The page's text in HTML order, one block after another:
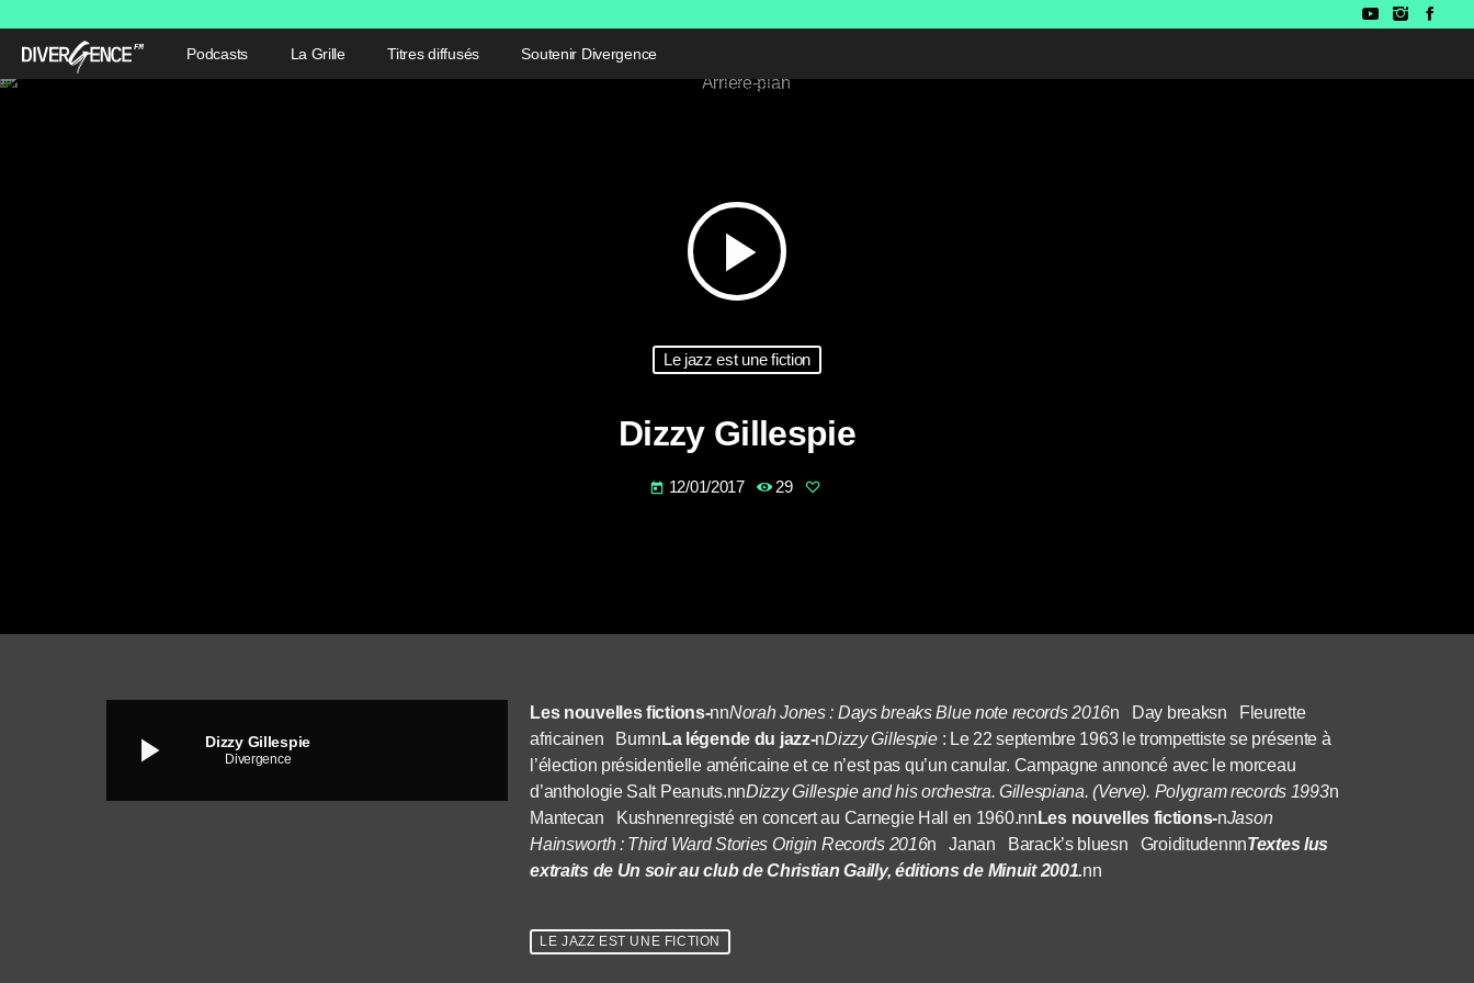
Podcasts La Grille Titres diffusés Soutenir Divergence
play_arrow
Le jazz est une fiction
Dizzy Gillespie
today 12/01/2017 29
play_arrow Dizzy Gillespie
Divergence
Les nouvelles fictions-nnNorah Jones : Days breaks Blue note records 2016n Day breaksn Fleurette
africainen Burnn La légende du jazz-nDizzy Gillespie: Le 22 septembre 1963 le trompettiste se présente à
l’élection présidentielle américaine et ce n’est pas qu’un canular. Campagne annoncé avec le morceau
d’anthologie Salt Peanuts.nnDizzy Gillespie and his orchestra. Gillespiana. (Verve). Polygram records 1993n
Mantecan Kushnenregisté en concert au Carnegie Hall en 1960.nn Les nouvelles fictions-nJason
Hainsworth : Third Ward Stories Origin Records 2016n Janan Barack’s bluesn GroiditudennnTextes lus
extraits de Un soir au club de Christian Gailly, éditions de Minuit 2001.nn
LE JAZZ EST UNE FICTION